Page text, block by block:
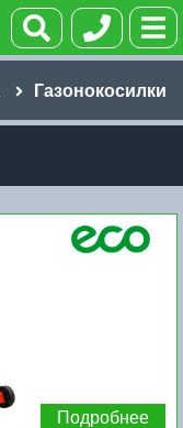
Газонокосилки
Подробнее